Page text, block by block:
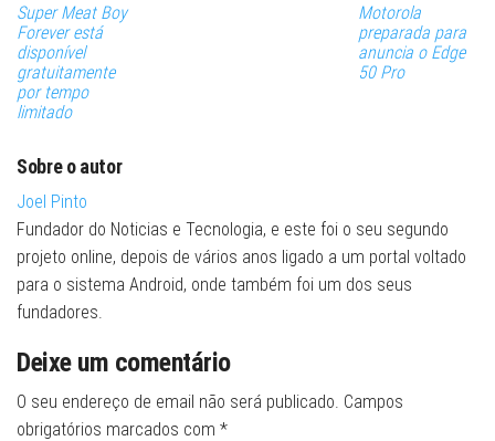
Super Meat Boy
Forever está
disponível
gratuitamente
por tempo
limitado
Motorola
preparada para
anuncia o Edge
50 Pro
Sobre o autor
Joel Pinto
Fundador do Noticias e Tecnologia, e este foi o seu segundo
projeto online, depois de vários anos ligado a um portal voltado
para o sistema Android, onde também foi um dos seus
fundadores.
Deixe um comentário
O seu endereço de email não será publicado. Campos
obrigatórios marcados com *